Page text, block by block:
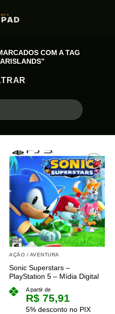
COM A TAG
AÇÃO / AVENTURA
Sonic Superstars –
PlayStation 5 – Mídia Digital
A partir de
R$ 75,91
5% desconto no PIX